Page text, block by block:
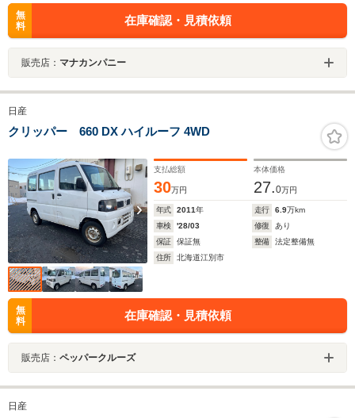
無
料
在庫確認・見積依頼
販売店： マナカンパニー
日産
クリッパー 660 DX ハイルーフ 4WD
支払総額
30万円
本体価格
27.0万円
年式 2011年 走行 6.9万km
車検
'28/03 修復
あり
保証
保証無 整備
法定整備無
住所
北海道江別市
無
料
在庫確認・見積依頼
販売店： ペッパークルーズ
日産